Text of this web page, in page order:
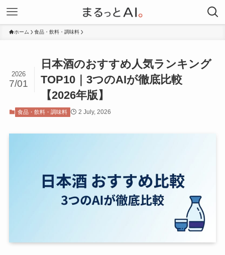
ホーム 食品・飲料・調味料
日本酒のおすすめ人気ランキング
TOP10｜3つのAIが徹底比較
【2026年版】
2026
7/01
食品・飲料・調味料 2 July, 2026